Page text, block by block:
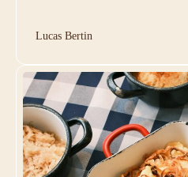
Lucas Bertin